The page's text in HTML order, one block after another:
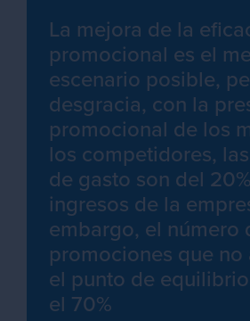
La mejora de la
promocional es el
escenario posible,
desgracia, con la
promocional de los
los competidores,
de gasto son del
ingresos de la
embargo, el número
promociones que no
el punto de
el 70%